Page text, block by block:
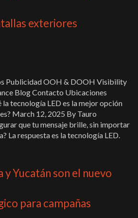
exteriores
Publicidad OOH & DOOH Visibility
Blog Contacto Ubicaciones
la tecnología LED es la mejor opción
March 12, 2025 By Tauro
que tu mensaje brille, sin importar
La respuesta es la tecnología LED.
y Yucatán son el nuevo
para campañas